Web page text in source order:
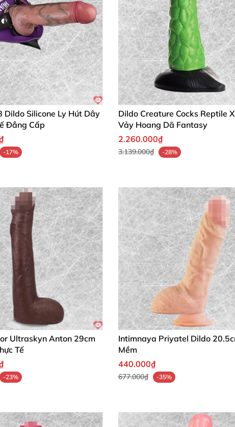
nhờ màu da thịtvà độ cong tự nhiên. Dùngvới gel bôi
PipeDream Realistic 7" Suction Vibro 21.6cm 3in1 từ
Dildo Silicone Ly Hút Dây
Đẳng Cấp
-17%
Dildo Creature Cocks Reptile
Vảy Hoang Dã Fantasy
2.260.000₫
3.139.000₫ -28%
Ultraskyn Anton 29cm
Tế
-23%
Intimnaya Priyatel Dildo
Mềm
440.000₫
677.000₫ -35%